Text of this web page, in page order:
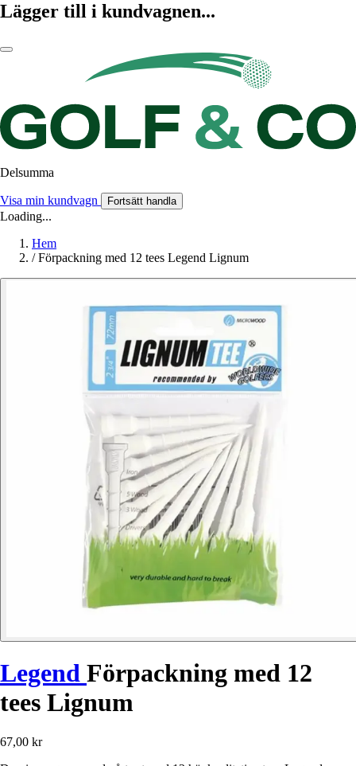
Lägger till i kundvagnen...
Delsumma
Visa min kundvagn Fortsätt handla
Loading...
Hem
/ Förpackning med 12 tees Legend Lignum
Legend Förpackning med 12
tees Lignum
67,00 kr